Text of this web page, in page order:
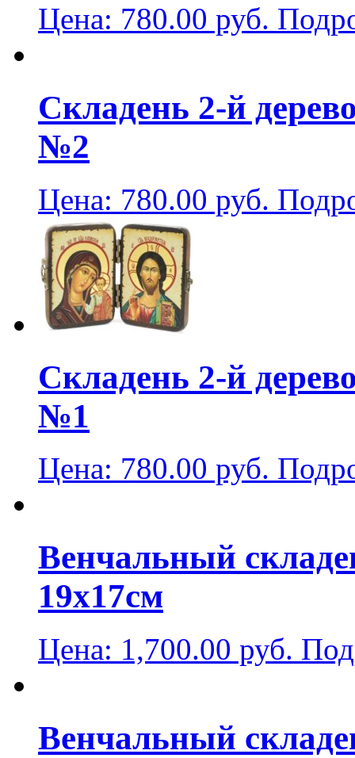
Цена: 780.00 руб.
Складень 2-й
№2
Цена: 780.00 руб.
Складень 2-й
№1
Цена: 780.00 руб.
Венчальный
19х17см
Цена: 1,700.00 руб.
Венчальный